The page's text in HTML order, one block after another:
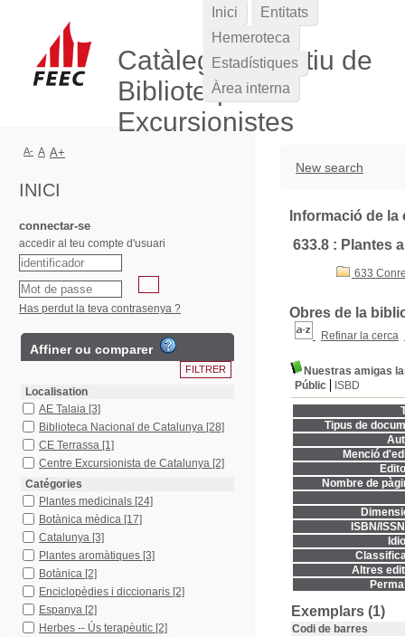
Catàleg Col·lectiu de
Biblioteques
Excursionistes
New search
Informació de
633.8 : Plantes
633
Obres de la
Refinar la cerca
Nuestras amigas
Públic
ISBD
Tipus de
Menció
Nombre de
ISBN/
Altres
Exemplars (1)
Codi de barres
Inici
Entitats
Hemeroteca
Estadístiques
Àrea interna
A- A A+
INICI
connectar-se
accedir al teu compte d'usuari
Has perdut la teva contrasenya ?
Affiner ou comparer
Localisation
AE Talaia [3]
Biblioteca Nacional de Catalunya [28]
CE Terrassa [1]
Centre Excursionista de Catalunya [2]
Catégories
Plantes medicinals [24]
Botànica mèdica [17]
Catalunya [3]
Plantes aromàtiques [3]
Botànica [2]
Enciclopèdies i diccionaris [2]
Espanya [2]
Herbes -- Ús terapèutic [2]